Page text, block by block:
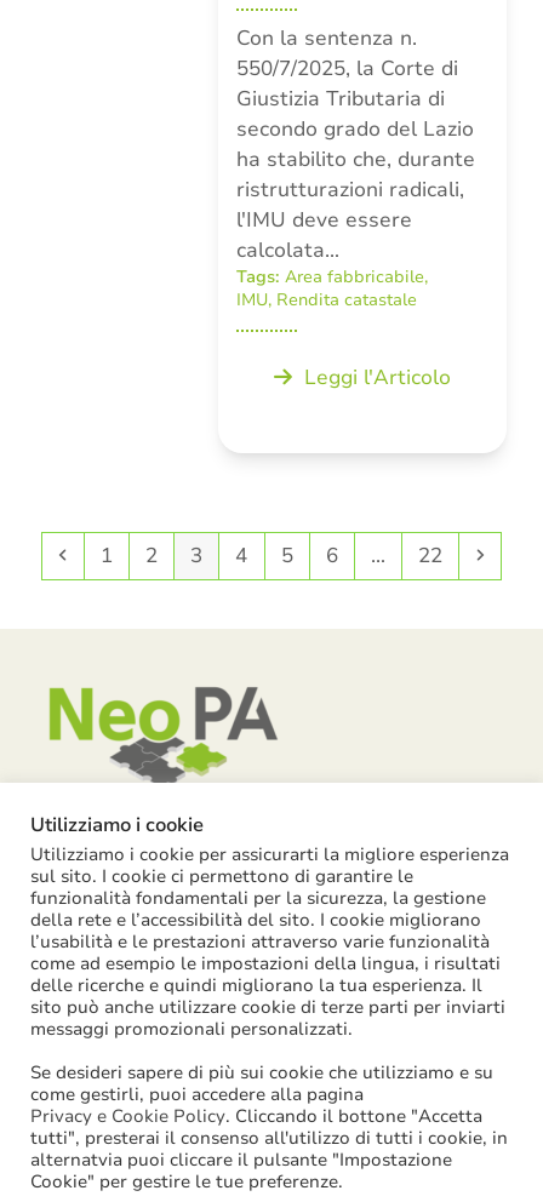
Con la sentenza n.
550/7/2025, la Corte di
Giustizia Tributaria di
secondo grado del Lazio
ha stabilito che, durante
ristrutturazioni radicali,
l'IMU deve essere
calcolata…
Tags: Area fabbricabile,
IMU, Rendita catastale
Leggi l'Articolo
Precedente
Pagina
1 Pagina
2 Pagina
3 Pagina
4 Pagina
5 Pagina
6 … Pagina
22
Piazza Garibaldi, 55 – 15121 Alessandria
info@neopa.it
info@pec.neopa.it
0131 1911 646
Seguici su Facebook
2026©NeoPA S.p.a. | tutti i diritti sono riservati | P. IVA:
02631580061
Utilizziamo i cookie
Utilizziamo i cookie per assicurarti la migliore esperienza
sul sito. I cookie ci permettono di garantire le
funzionalità fondamentali per la sicurezza, la gestione
della rete e l’accessibilità del sito. I cookie migliorano
l’usabilità e le prestazioni attraverso varie funzionalità
come ad esempio le impostazioni della lingua, i risultati
delle ricerche e quindi migliorano la tua esperienza. Il
sito può anche utilizzare cookie di terze parti per inviarti
messaggi promozionali personalizzati.
Se desideri sapere di più sui cookie che utilizziamo e su
come gestirli, puoi accedere alla pagina
Privacy e Cookie Policy. Cliccando il bottone "Accetta
tutti", presterai il consenso all'utilizzo di tutti i cookie, in
alternatvia puoi cliccare il pulsante "Impostazione
Cookie" per gestire le tue preferenze.